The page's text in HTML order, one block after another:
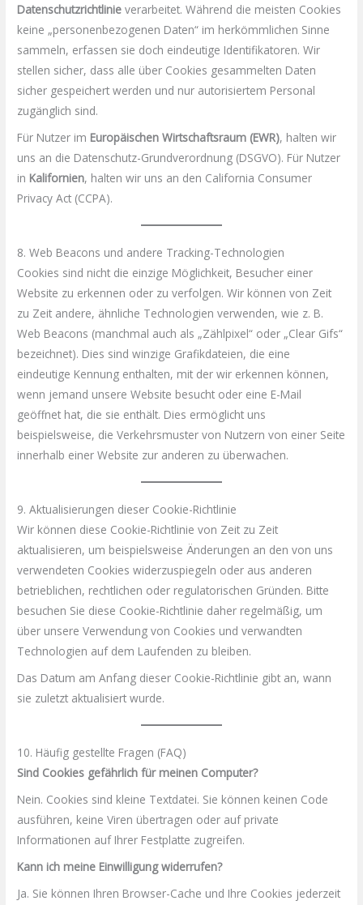
Datenschutzrichtlinie verarbeitet. Während die meisten Cookies
keine „personenbezogenen Daten“ im herkömmlichen Sinne
sammeln, erfassen sie doch eindeutige Identifikatoren. Wir
stellen sicher, dass alle über Cookies gesammelten Daten
sicher gespeichert werden und nur autorisiertem Personal
zugänglich sind.
Für Nutzer im Europäischen Wirtschaftsraum (EWR), halten wir
uns an die Datenschutz-Grundverordnung (DSGVO). Für Nutzer
in Kalifornien, halten wir uns an den California Consumer
Privacy Act (CCPA).
8. Web Beacons und andere Tracking-Technologien
Cookies sind nicht die einzige Möglichkeit, Besucher einer
Website zu erkennen oder zu verfolgen. Wir können von Zeit
zu Zeit andere, ähnliche Technologien verwenden, wie z. B.
Web Beacons (manchmal auch als „Zählpixel“ oder „Clear Gifs“
bezeichnet). Dies sind winzige Grafikdateien, die eine
eindeutige Kennung enthalten, mit der wir erkennen können,
wenn jemand unsere Website besucht oder eine E-Mail
geöffnet hat, die sie enthält. Dies ermöglicht uns
beispielsweise, die Verkehrsmuster von Nutzern von einer Seite
innerhalb einer Website zur anderen zu überwachen.
9. Aktualisierungen dieser Cookie-Richtlinie
Wir können diese Cookie-Richtlinie von Zeit zu Zeit
aktualisieren, um beispielsweise Änderungen an den von uns
verwendeten Cookies widerzuspiegeln oder aus anderen
betrieblichen, rechtlichen oder regulatorischen Gründen. Bitte
besuchen Sie diese Cookie-Richtlinie daher regelmäßig, um
über unsere Verwendung von Cookies und verwandten
Technologien auf dem Laufenden zu bleiben.
Das Datum am Anfang dieser Cookie-Richtlinie gibt an, wann
sie zuletzt aktualisiert wurde.
10. Häufig gestellte Fragen (FAQ)
Sind Cookies gefährlich für meinen Computer?
Nein. Cookies sind kleine Textdatei. Sie können keinen Code
ausführen, keine Viren übertragen oder auf private
Informationen auf Ihrer Festplatte zugreifen.
Kann ich meine Einwilligung widerrufen?
Ja. Sie können Ihren Browser-Cache und Ihre Cookies jederzeit